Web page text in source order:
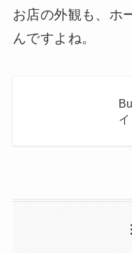
お店の外観も、ホ
んですよね。
イ